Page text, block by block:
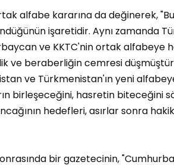
alfabe kararına da değinerek,
işaretidir. Aynı zamanda
ve KKTC'nin ortak alfabeye
ve beraberliğin cemresi
ve Türkmenistan'ın yeni
birleşeceğini, hasretin biteceğini
hedefleri, asırlar sonra
bir gazetecinin,